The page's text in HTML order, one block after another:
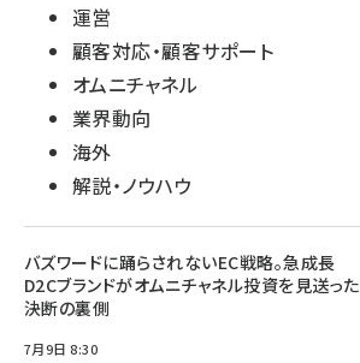
運営
顧客対応・顧客サポート
オムニチャネル
業界動向
海外
解説・ノウハウ
バズワードに踊らされないEC戦略。急成長
D2Cブランドがオムニチャネル投資を見送った
決断の裏側
7月9日 8:30